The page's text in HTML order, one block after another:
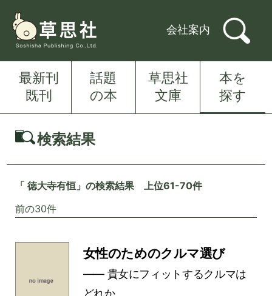
会社案内
最新刊
既刊
話題
の本
草思社
文庫
本を
探す
検索結果
「 徳大寺有恒」の検索結果 上位61-70件
前の30件
女性のためのクルマ選び
―― 貴女にフィットするクルマは
どれか